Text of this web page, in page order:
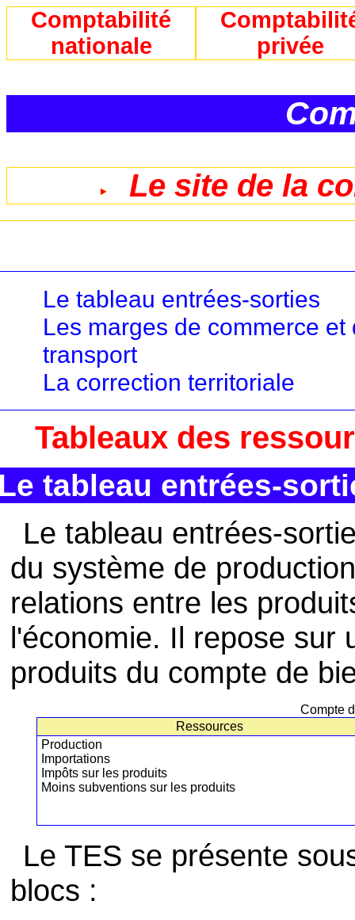
Comptabilité
nationale
privée
Le site de la
Le tableau entrées-sorties
Les marges de commerce et
transport
La correction territoriale
Tableaux des
tableau entrées-
Le tableau entrées-
du système de
relations entre les
l'économie. Il repose sur
produits du compte de
Compte
Ressources
Production
Importations
Impôts sur les produits
Moins subventions sur les produits
Le TES se présente
blocs :